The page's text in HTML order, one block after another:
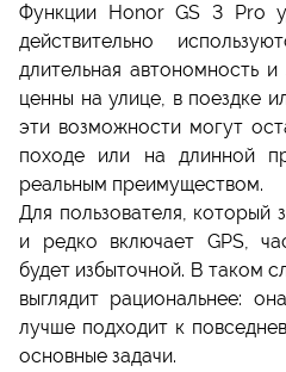
Функции Honor GS 3 Pro
действительно
длительная автономность
ценны на улице, в поездке
эти возможности могут
походе или на длинной
реальным преимуществом.
Для пользователя, который
и редко включает GPS,
будет избыточной. В таком
выглядит рациональнее:
лучше подходит к
основные задачи.